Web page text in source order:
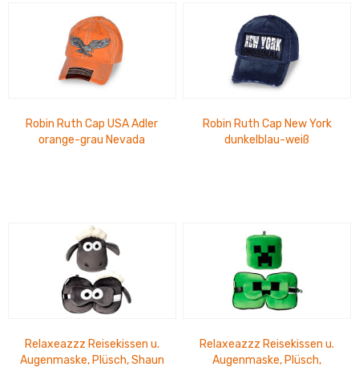
Robin Ruth Cap USA Adler
orange-grau Nevada
Robin Ruth Cap New York
dunkelblau-weiß
Relaxeazzz Reisekissen u.
Augenmaske, Plüsch, Shaun
Relaxeazzz Reisekissen u.
Augenmaske, Plüsch,